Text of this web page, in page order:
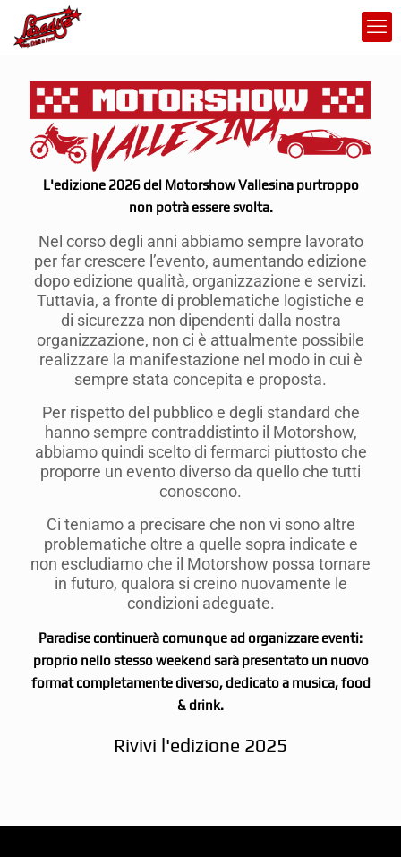
L'edizione 2026 del Motorshow Vallesina purtroppo
non potrà essere svolta.
Nel corso degli anni abbiamo sempre lavorato
per far crescere l’evento, aumentando edizione
dopo edizione qualità, organizzazione e servizi.
Tuttavia, a fronte di problematiche logistiche e
di sicurezza non dipendenti dalla nostra
organizzazione, non ci è attualmente possibile
realizzare la manifestazione nel modo in cui è
sempre stata concepita e proposta.
Per rispetto del pubblico e degli standard che
hanno sempre contraddistinto il Motorshow,
abbiamo quindi scelto di fermarci piuttosto che
proporre un evento diverso da quello che tutti
conoscono.
Ci teniamo a precisare che non vi sono altre
problematiche oltre a quelle sopra indicate e
non escludiamo che il Motorshow possa tornare
in futuro, qualora si creino nuovamente le
condizioni adeguate.
Paradise continuerà comunque ad organizzare eventi:
proprio nello stesso weekend sarà presentato un nuovo
format completamente diverso, dedicato a musica, food
& drink.
Rivivi l'edizione 2025